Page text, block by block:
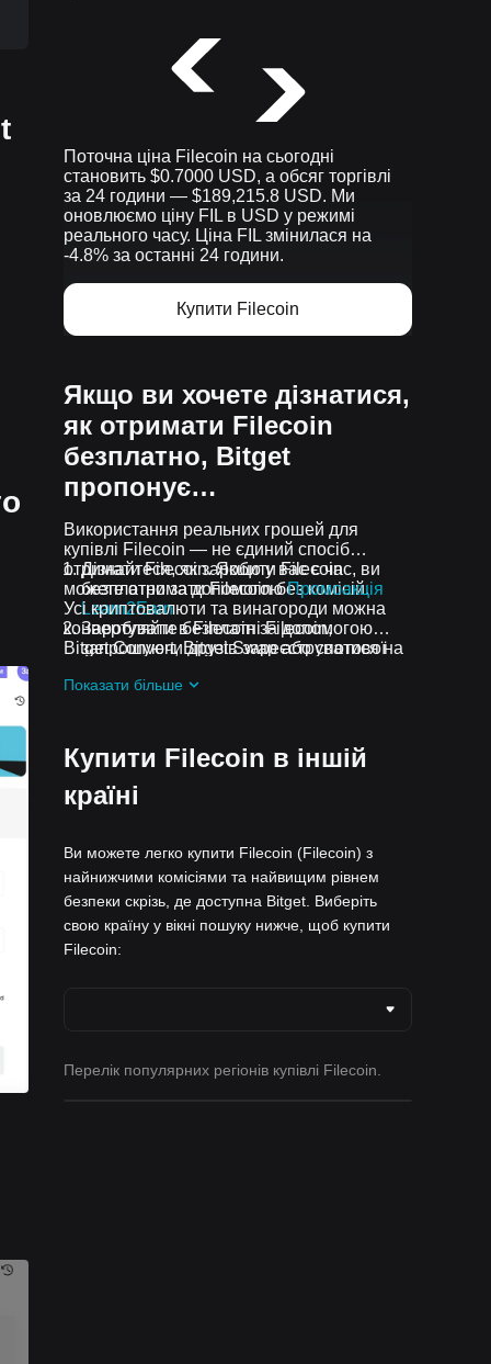
Поточна ціна Filecoin на сьогодні
становить $0.7000 USD, а обсяг торгівлі
за 24 години — $189,215.8 USD. Ми
оновлюємо ціну FIL в USD у режимі
реального часу. Ціна FIL змінилася на
-4.8% за останні 24 години.
Купити Filecoin
Якщо ви хочете дізнатися,
як отримати Filecoin
безплатно, Bitget
пропонує…
Використання реальних грошей для
купівлі Filecoin — не єдиний спосіб
отримати Filecoin. Якщо у вас є час, ви
можете отримати Filecoin без комісій.
Дізнайтеся, як заробити Filecoin
безплатно за допомогоюПромоакція
Learn2Earn
Заробляйте безплатні Filecoin,
запрошуючи друзів зареєструватися на
Отримуйте безплатні Filecoin у вигляді
Усі криптовалюти та винагороди можна
конвертувати в Filecoin за допомогою
Bitget Convert, Bitget Swap або спотової
Показати більше
Купити Filecoin в іншій
країні
Ви можете легко купити Filecoin (Filecoin) з
найнижчими комісіями та найвищим рівнем
безпеки скрізь, де доступна Bitget. Виберіть
свою країну у вікні пошуку нижче, щоб купити
Filecoin:
Перелік популярних регіонів купівлі Filecoin.